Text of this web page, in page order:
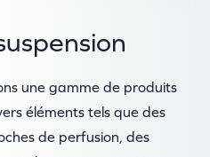
une gamme de produits
éléments tels que des
de perfusion, des